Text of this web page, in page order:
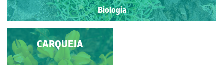
Biologia
COUVE-MARINHA
CARQUEJA